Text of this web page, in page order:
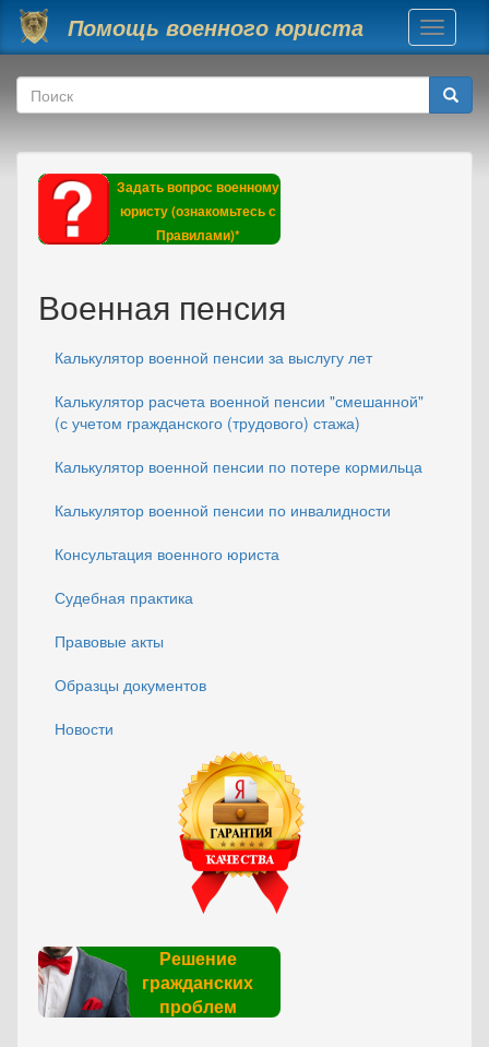
Перейти к основному содержанию
Помощь военного юриста
Toggle
Форма поиска
Поиск
Задать вопрос военному
юристу (ознакомьтесь с
Правилами)*
Военная пенсия
Калькулятор военной пенсии за выслугу лет
Калькулятор расчета военной пенсии "смешанной"
(с учетом гражданского (трудового) стажа)
Калькулятор военной пенсии по потере кормильца
Калькулятор военной пенсии по инвалидности
Консультация военного юриста
Судебная практика
Правовые акты
Образцы документов
Новости
Решение
гражданских
проблем